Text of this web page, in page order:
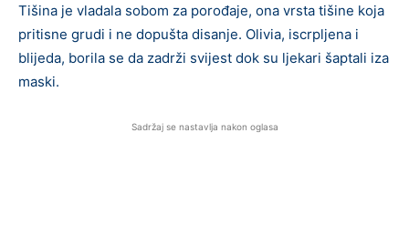
Tišina je vladala sobom za porođaje, ona vrsta tišine koja
pritisne grudi i ne dopušta disanje. Olivia, iscrpljena i
blijeda, borila se da zadrži svijest dok su ljekari šaptali iza
maski.
Sadržaj se nastavlja nakon oglasa